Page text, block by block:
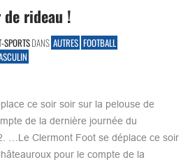
de rideau !
SPORTSDANS AUTRES FOOTBALL
ce soir soir sur la pelouse de
de la dernière journée du
…Le Clermont Foot se déplace ce soir
pour le compte de la